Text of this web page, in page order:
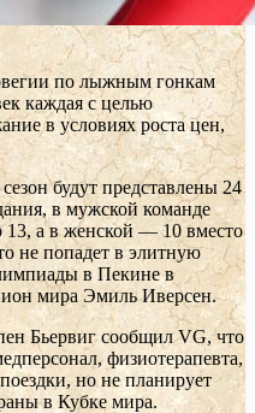
по лыжным гонкам
каждая с целью
в условиях роста цен,
будут представлены 24
в мужской команде
13, а в женской — 10 вместо
не попадет в элитную
в Пекине в
мира Эмиль Иверсен.
Бьервиг сообщил VG, что
физиотерапевта,
но не планирует
в Кубке мира.